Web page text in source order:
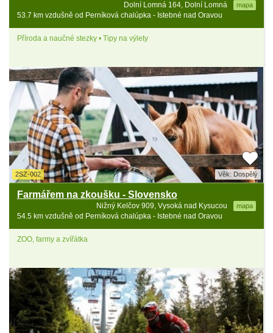
Dolní Lomná 164, Dolní Lomná mapa
53.7 km vzdušně od Perníková chalúpka - Istebné nad Oravou
Příroda a naučné stezky • Tipy na výlety
2SZ-002 Věk: Dospělý
Farmářem na zkoušku - Slovensko
Nižný Kelčov 909, Vysoká nad Kysucou mapa
54.5 km vzdušně od Perníková chalúpka - Istebné nad Oravou
ZOO, farmy a zvířátka